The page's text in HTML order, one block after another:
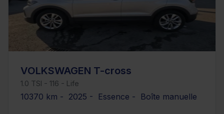
VOLKSWAGEN T-cross
1.0 TSI - 116 - Life
10370 km - 2025 - Essence - Boîte manuelle